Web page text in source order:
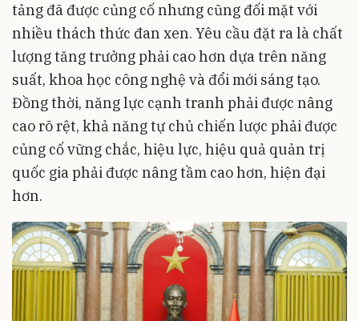
tảng đã được củng cố nhưng cũng đối mặt với
nhiều thách thức đan xen. Yêu cầu đặt ra là chất
lượng tăng trưởng phải cao hơn dựa trên năng
suất, khoa học công nghệ và đổi mới sáng tạo.
Đồng thời, năng lực cạnh tranh phải được nâng
cao rõ rệt, khả năng tự chủ chiến lược phải được
củng cố vững chắc, hiệu lực, hiệu quả quản trị
quốc gia phải được nâng tầm cao hơn, hiện đại
hơn.